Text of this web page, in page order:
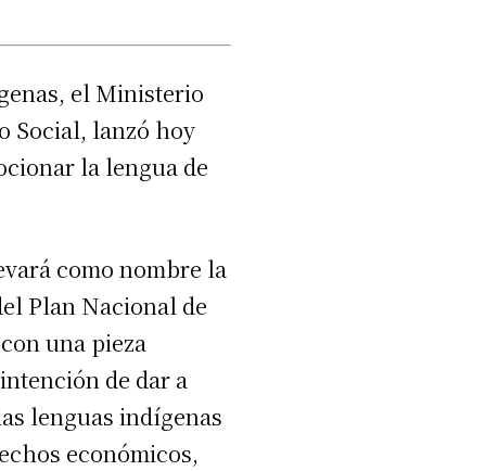
el Ministerio
Social, lanzó hoy
la lengua de
como nombre la
Plan Nacional de
una pieza
de dar a
lenguas indígenas
económicos,